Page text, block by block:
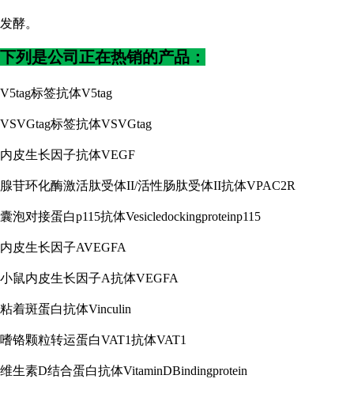
发酵。
下列是公司正在热销的产品：
V5tag标签抗体V5tag
VSVGtag标签抗体VSVGtag
内皮生长因子抗体VEGF
腺苷环化酶激活肽受体II/活性肠肽受体II抗体VPAC2R
囊泡对接蛋白p115抗体Vesicledockingproteinp115
内皮生长因子AVEGFA
小鼠内皮生长因子A抗体VEGFA
粘着斑蛋白抗体Vinculin
嗜铬颗粒转运蛋白VAT1抗体VAT1
维生素D结合蛋白抗体VitaminDBindingprotein